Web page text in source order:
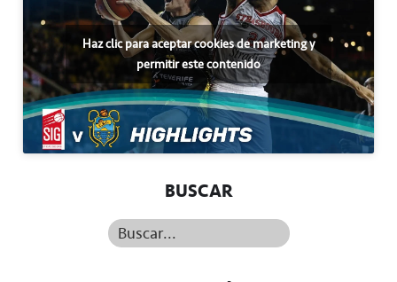
Haz clic para aceptar cookies de marketing y
permitir este contenido
BUSCAR
Buscar...